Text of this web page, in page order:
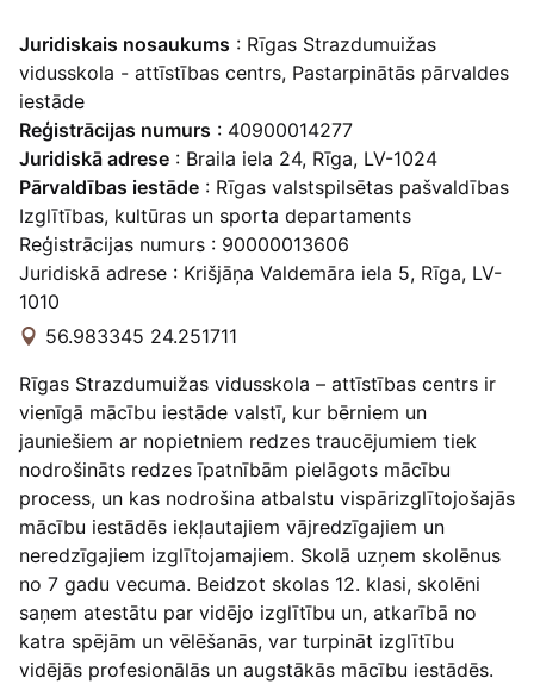
Juridiskais nosaukums : Rīgas Strazdumuižas
vidusskola - attīstības centrs, Pastarpinātās pārvaldes
iestāde
Reģistrācijas numurs : 40900014277
Juridiskā adrese : Braila iela 24, Rīga, LV-1024
Pārvaldības iestāde : Rīgas valstspilsētas pašvaldības
Izglītības, kultūras un sporta departaments
Reģistrācijas numurs : 90000013606
Juridiskā adrese : Krišjāņa Valdemāra iela 5, Rīga, LV-
1010
56.983345 24.251711
Rīgas Strazdumuižas vidusskola – attīstības centrs ir
vienīgā mācību iestāde valstī, kur bērniem un
jauniešiem ar nopietniem redzes traucējumiem tiek
nodrošināts redzes īpatnībām pielāgots mācību
process, un kas nodrošina atbalstu vispārizglītojošajās
mācību iestādēs iekļautajiem vājredzīgajiem un
neredzīgajiem izglītojamajiem. Skolā uzņem skolēnus
no 7 gadu vecuma. Beidzot skolas 12. klasi, skolēni
saņem atestātu par vidējo izglītību un, atkarībā no
katra spējām un vēlēšanās, var turpināt izglītību
vidējās profesionālās un augstākās mācību iestādēs.